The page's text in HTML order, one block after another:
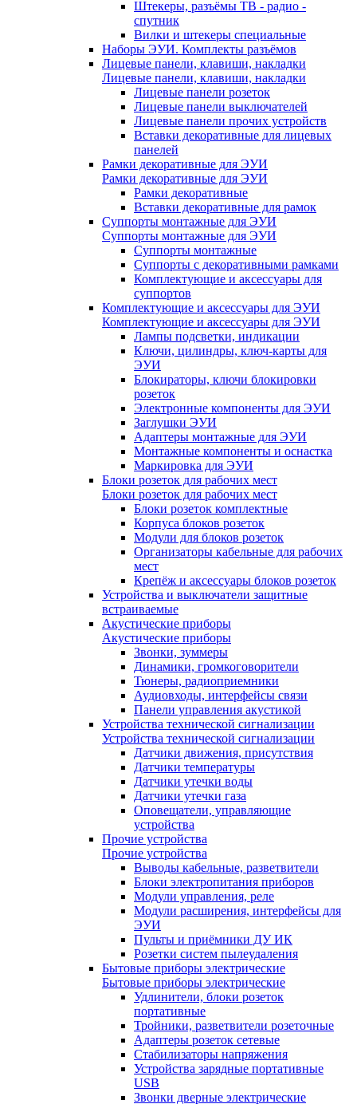
Штекеры, разъёмы ТВ - радио -
спутник
Вилки и штекеры специальные
Наборы ЭУИ. Комплекты разъёмов
Лицевые панели, клавиши, накладки
Лицевые панели, клавиши, накладки
Лицевые панели розеток
Лицевые панели выключателей
Лицевые панели прочих устройств
Вставки декоративные для лицевых
панелей
Рамки декоративные для ЭУИ
Рамки декоративные для ЭУИ
Рамки декоративные
Вставки декоративные для рамок
Суппорты монтажные для ЭУИ
Суппорты монтажные для ЭУИ
Суппорты монтажные
Суппорты с декоративными рамками
Комплектующие и аксессуары для
суппортов
Комплектующие и аксессуары для ЭУИ
Комплектующие и аксессуары для ЭУИ
Лампы подсветки, индикации
Ключи, цилиндры, ключ-карты для
ЭУИ
Блокираторы, ключи блокировки
розеток
Электронные компоненты для ЭУИ
Заглушки ЭУИ
Адаптеры монтажные для ЭУИ
Монтажные компоненты и оснастка
Маркировка для ЭУИ
Блоки розеток для рабочих мест
Блоки розеток для рабочих мест
Блоки розеток комплектные
Корпуса блоков розеток
Модули для блоков розеток
Организаторы кабельные для рабочих
мест
Крепёж и аксессуары блоков розеток
Устройства и выключатели защитные
встраиваемые
Акустические приборы
Акустические приборы
Звонки, зуммеры
Динамики, громкоговорители
Тюнеры, радиоприемники
Аудиовходы, интерфейсы связи
Панели управления акустикой
Устройства технической сигнализации
Устройства технической сигнализации
Датчики движения, присутствия
Датчики температуры
Датчики утечки воды
Датчики утечки газа
Оповещатели, управляющие
устройства
Прочие устройства
Прочие устройства
Выводы кабельные, разветвители
Блоки электропитания приборов
Модули управления, реле
Модули расширения, интерфейсы для
ЭУИ
Пульты и приёмники ДУ ИК
Розетки систем пылеудаления
Бытовые приборы электрические
Бытовые приборы электрические
Удлинители, блоки розеток
портативные
Тройники, разветвители розеточные
Адаптеры розеток сетевые
Стабилизаторы напряжения
Устройства зарядные портативные
USB
Звонки дверные электрические